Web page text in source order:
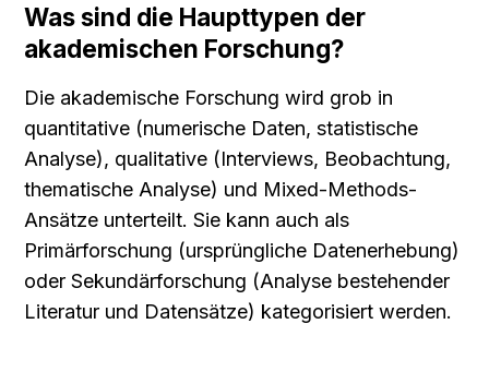
Was sind die Haupttypen der
akademischen Forschung?
Die akademische Forschung wird grob in
quantitative (numerische Daten, statistische
Analyse), qualitative (Interviews, Beobachtung,
thematische Analyse) und Mixed-Methods-
Ansätze unterteilt. Sie kann auch als
Primärforschung (ursprüngliche Datenerhebung)
oder Sekundärforschung (Analyse bestehender
Literatur und Datensätze) kategorisiert werden.